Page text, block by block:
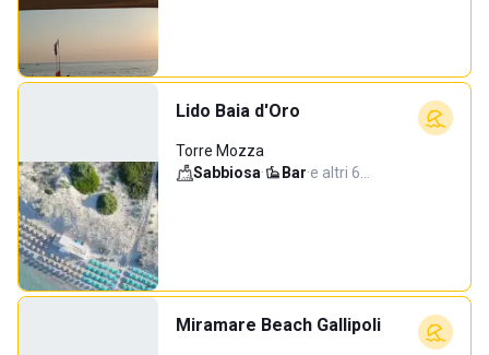
Lido Baia d'Oro
Torre Mozza
Sabbiosa· Bar·e altri 6…
Miramare Beach Gallipoli